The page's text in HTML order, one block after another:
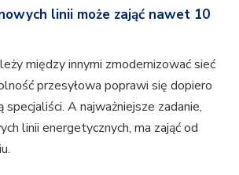
linii może zająć nawet 10
między innymi zmodernizować sieć
przesyłowa poprawi się dopiero
A najważniejsze zadanie,
linii energetycznych, ma zająć od